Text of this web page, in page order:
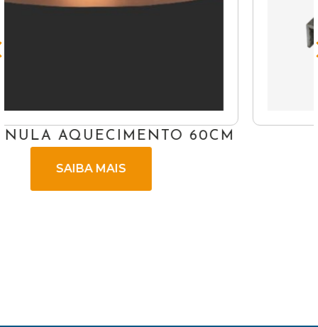
PERFIL U 25X35X25